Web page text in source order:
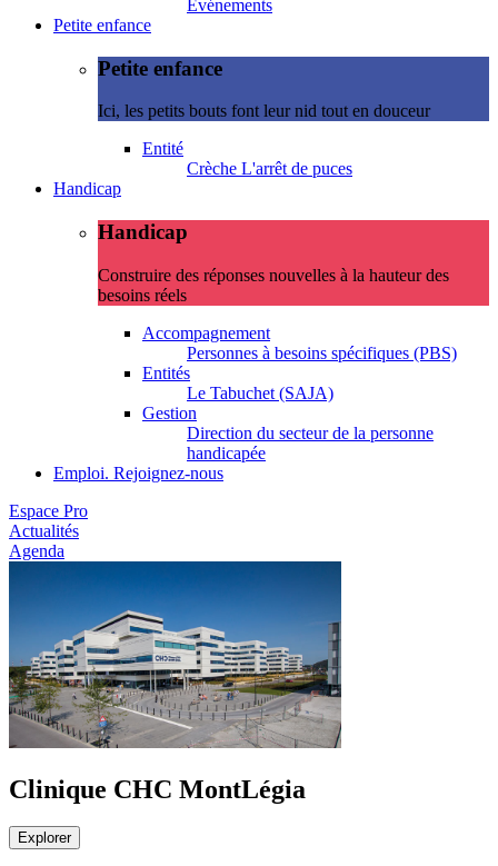
Evénements
Petite enfance
Petite enfance
Ici, les petits bouts font leur nid tout en douceur
Entité
Crèche L'arrêt de puces
Handicap
Handicap
Construire des réponses nouvelles à la hauteur des
besoins réels
Accompagnement
Personnes à besoins spécifiques (PBS)
Entités
Le Tabuchet (SAJA)
Gestion
Direction du secteur de la personne
handicapée
Emploi. Rejoignez-nous
Espace Pro
Actualités
Agenda
Clinique CHC MontLégia
Explorer